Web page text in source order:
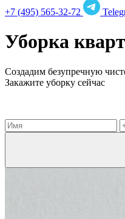
+7 (495) 565-32-72
Уборка
Создадим безупречную
Закажите уборку сейчас